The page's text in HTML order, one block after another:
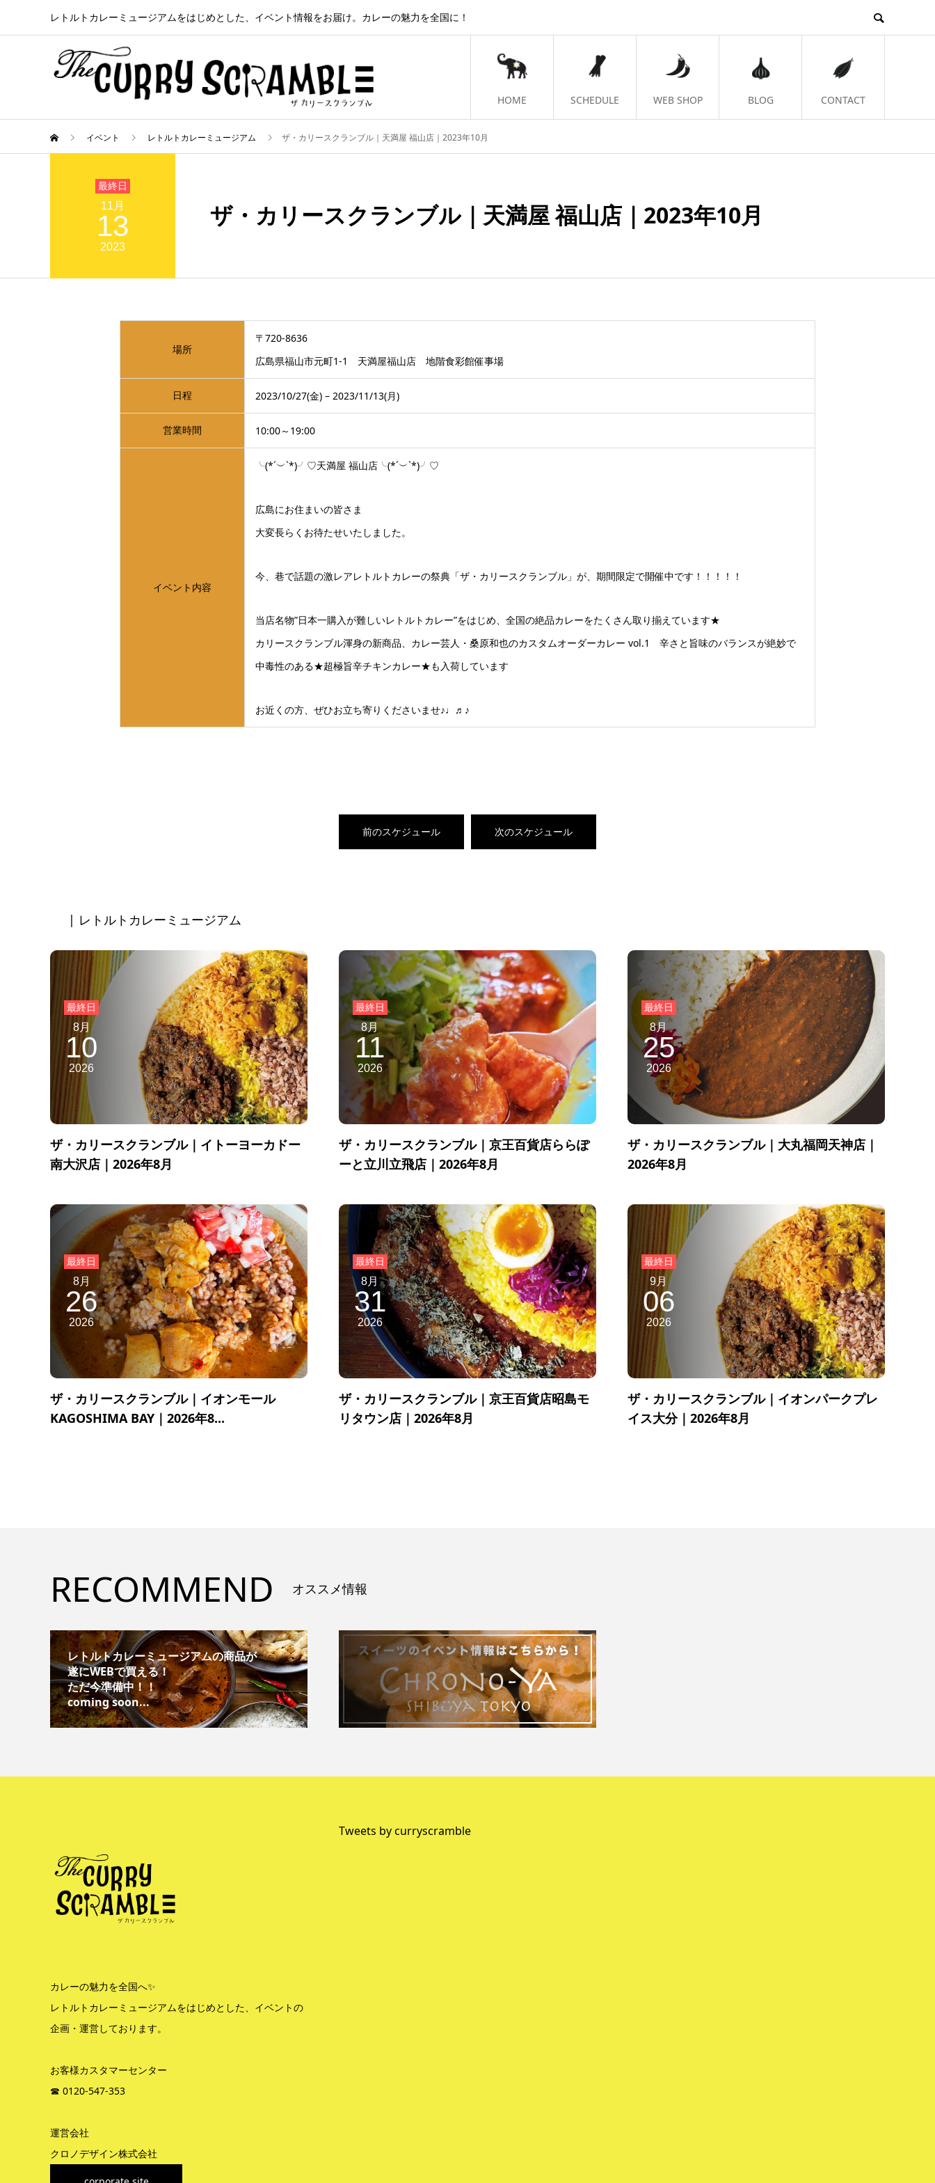
レトルトカレーミュージアムをはじめとした、イベント情報をお届け。カレーの魅力を全国に！
HOME SCHEDULE WEB SHOP BLOG CONTACT
イベント レトルトカレーミュージアム ザ・カリースクランブル｜天満屋 福山店｜2023年10月
11月
13
2023
ザ・カリースクランブル｜天満屋 福山店｜2023年10月
場所
〒720-8636
広島県福山市元町1-1 天満屋福山店 地階食彩館催事場
日程 2023/10/27(金) – 2023/11/13(月)
営業時間 10:00～19:00
イベント内容
╰(*´︶`*)╯♡天満屋 福山店╰(*´︶`*)╯♡
広島にお住まいの皆さま
大変長らくお待たせいたしました。
今、巷で話題の激レアレトルトカレーの祭典「ザ・カリースクランブル」が、期間限定で開催中です！！！！！
当店名物”日本一購入が難しいレトルトカレー”をはじめ、全国の絶品カレーをたくさん取り揃えています★
カリースクランブル渾身の新商品、カレー芸人・桑原和也のカスタムオーダーカレー vol.1 辛さと旨味のバランスが絶妙で
中毒性のある★超極旨辛チキンカレー★も入荷しています
お近くの方、ぜひお立ち寄りくださいませ♪♩♬♪
前のスケジュール 次のスケジュール
| レトルトカレーミュージアム
8月
10
2026
ザ・カリースクランブル｜イトーヨーカドー
南大沢店｜2026年8月
8月
11
2026
ザ・カリースクランブル｜京王百貨店ららぽ
ーと立川立飛店｜2026年8月
8月
25
2026
ザ・カリースクランブル｜大丸福岡天神店｜
2026年8月
8月
26
2026
ザ・カリースクランブル｜イオンモール
KAGOSHIMA BAY｜2026年8...
8月
31
2026
ザ・カリースクランブル｜京王百貨店昭島モ
リタウン店｜2026年8月
9月
06
2026
ザ・カリースクランブル｜イオンパークプレ
イス大分｜2026年8月
RECOMMEND オススメ情報
レトルトカレーミュージアムの商品が
遂にWEBで買える！
ただ今準備中！！
coming soon...
カレーの魅力を全国へ✨
レトルトカレーミュージアムをはじめとした、イベントの
企画・運営しております。
お客様カスタマーセンター
☎︎ 0120-547-353
運営会社
クロノデザイン株式会社
Tweets by curryscramble